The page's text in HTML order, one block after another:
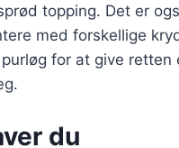
topping. Det er
med forskellige
for at give retten
du